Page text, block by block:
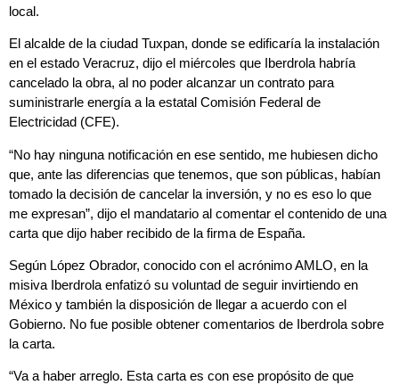
local.
El alcalde de la ciudad Tuxpan, donde se edificaría la instalación
en el estado Veracruz, dijo el miércoles que Iberdrola habría
cancelado la obra, al no poder alcanzar un contrato para
suministrarle energía a la estatal Comisión Federal de
Electricidad (CFE).
“No hay ninguna notificación en ese sentido, me hubiesen dicho
que, ante las diferencias que tenemos, que son públicas, habían
tomado la decisión de cancelar la inversión, y no es eso lo que
me expresan”, dijo el mandatario al comentar el contenido de una
carta que dijo haber recibido de la firma de España.
Según López Obrador, conocido con el acrónimo AMLO, en la
misiva Iberdrola enfatizó su voluntad de seguir invirtiendo en
México y también la disposición de llegar a acuerdo con el
Gobierno. No fue posible obtener comentarios de Iberdrola sobre
la carta.
“Va a haber arreglo. Esta carta es con ese propósito de que